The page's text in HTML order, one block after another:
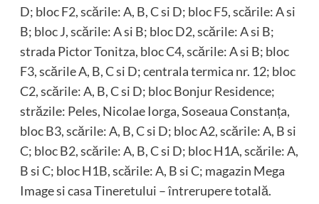
D; bloc F2, scările: A, B, C si D; bloc F5, scările: A si
B; bloc J, scările: A si B; bloc D2, scările: A si B;
strada Pictor Tonitza, bloc C4, scările: A si B; bloc
F3, scările A, B, C si D; centrala termica nr. 12; bloc
C2, scările: A, B, C si D; bloc Bonjur Residence;
străzile: Peles, Nicolae Iorga, Soseaua Constanța,
bloc B3, scările: A, B, C si D; bloc A2, scările: A, B si
C; bloc B2, scările: A, B, C si D; bloc H1A, scările: A,
B si C; bloc H1B, scările: A, B si C; magazin Mega
Image si casa Tineretului – întrerupere totală.